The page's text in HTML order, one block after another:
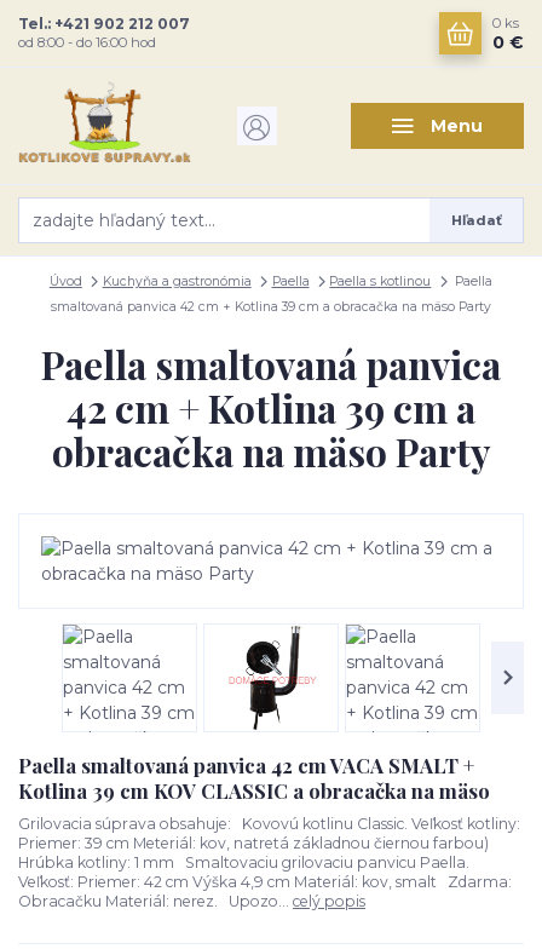
Menu
Hľadať
Tel.: +421 902 212 007
od 8:00 - do 16:00 hod
0 ks
0 €
Úvod Kuchyňa a gastronómia Paella Paella s kotlinou
Paella
smaltovaná panvica 42 cm + Kotlina 39 cm a obracačka na mäso Party
Paella smaltovaná panvica
42 cm + Kotlina 39 cm a
obracačka na mäso Party
Paella smaltovaná panvica 42 cm VACA SMALT +
Kotlina 39 cm KOV CLASSIC a obracačka na mäso
Grilovacia súprava obsahuje: Kovovú kotlinu Classic. Veľkosť kotliny:
Priemer: 39 cm Meteriál: kov, natretá základnou čiernou farbou)
Hrúbka kotliny: 1 mm Smaltovaciu grilovaciu panvicu Paella.
Veľkosť: Priemer: 42 cm Výška 4,9 cm Materiál: kov, smalt Zdarma:
Obracačku Materiál: nerez. Upozo... celý popis